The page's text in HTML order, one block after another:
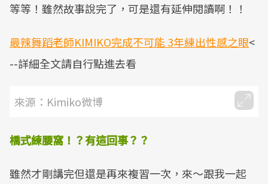
等等！雖然故事說完了，可是還有延伸閱讀啊！！
最辣舞蹈老師KIMIKO完成不可能 3年練出性感之眼<
--詳細全文請自行點進去看
來源：Kimiko微博
橋式練腰窩！？有這回事？？
雖然才剛講完但還是再來複習一次，來～跟我一起